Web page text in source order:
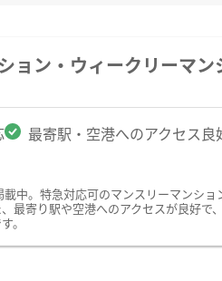
ョン・ウィークリーマン
最寄駅・空港へのアクセス良
中。特急対応可のマンスリーマンシ
寄り駅や空港へのアクセスが良好で
。